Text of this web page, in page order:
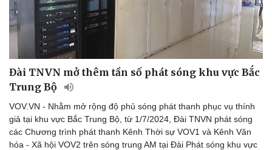
Đài TNVN mở thêm tần số phát sóng khu vực Bắc
Trung Bộ
VOV.VN - Nhằm mở rộng độ phủ sóng phát thanh phục vụ thính
giả tại khu vực Bắc Trung Bộ, từ 1/7/2024, Đài TNVN phát sóng
các Chương trình phát thanh Kênh Thời sự VOV1 và Kênh Văn
hóa - Xã hội VOV2 trên sóng trung AM tại Đài Phát sóng khu vực